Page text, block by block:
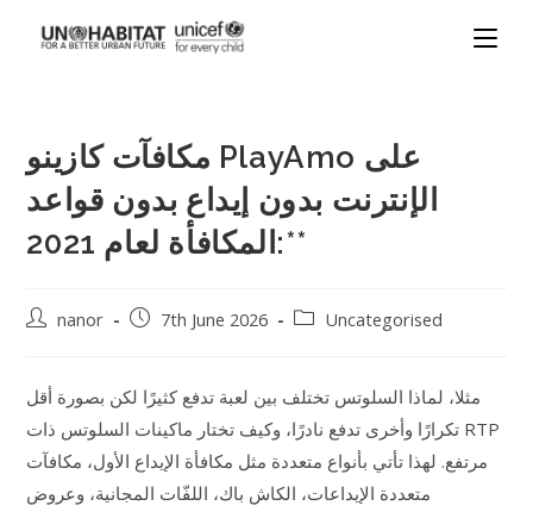
مكافآت كازينو PlayAmo على
الإنترنت بدون إيداع بدون قواعد
المكافأة لعام 2021:**
nanor 7th June 2026 Uncategorised
مثلا، لماذا السلوتس تختلف بين لعبة تدفع كثيرًا لكن بصورة أقل
تكرارًا وأخرى تدفع نادرًا، وكيف تختار ماكينات السلوتس ذات RTP
مرتفع. لهذا تأتي بأنواع متعددة مثل مكافأة الإيداع الأول، مكافآت
متعددة الإيداعات، الكاش باك، اللفّات المجانية، وعروض